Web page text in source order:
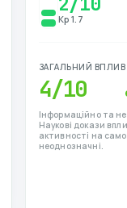
Kp 1.7
ЗАГАЛЬНИЙ ВПЛИВ
4/10
Інформаційно та
Наукові докази
активності на
неоднозначні.